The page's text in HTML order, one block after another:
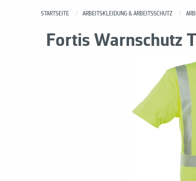
STARTSEITE ARBEITSKLEIDUNG & ARBEITSSCHUTZ
Fortis Warnschutz